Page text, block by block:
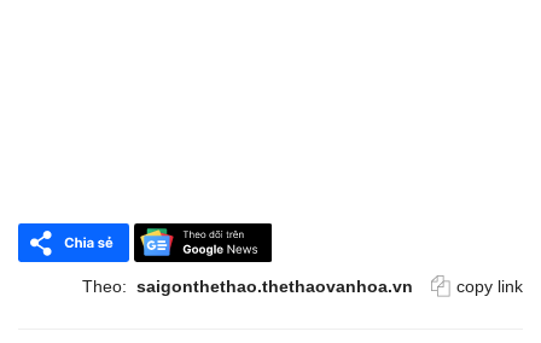
Theo: saigonthethao.thethaovanhoa.vn copy link